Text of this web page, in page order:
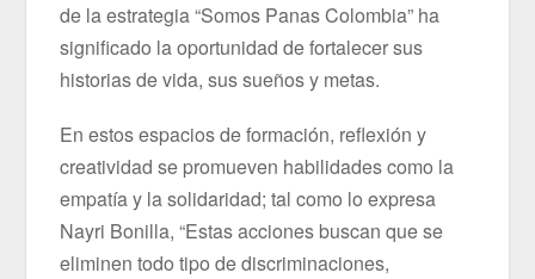
de la estrategia “Somos Panas Colombia” ha
significado la oportunidad de fortalecer sus
historias de vida, sus sueños y metas.
En estos espacios de formación, reflexión y
creatividad se promueven habilidades como la
empatía y la solidaridad; tal como lo expresa
Nayri Bonilla, “Estas acciones buscan que se
eliminen todo tipo de discriminaciones,